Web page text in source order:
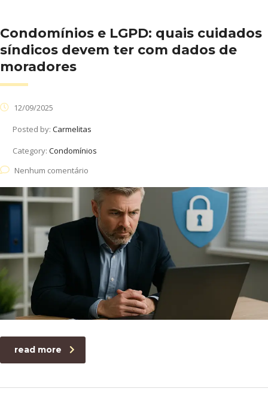
Condomínios e LGPD: quais cuidados
síndicos devem ter com dados de
moradores
12/09/2025
Posted by: Carmelitas
Category: Condomínios
Nenhum comentário
read more